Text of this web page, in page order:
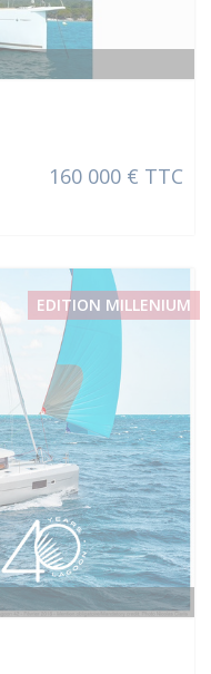
160 000 € TTC
EDITION MILLENIUM